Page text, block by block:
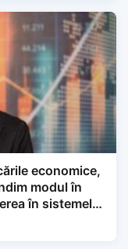
economice,
modul în
în sistemele